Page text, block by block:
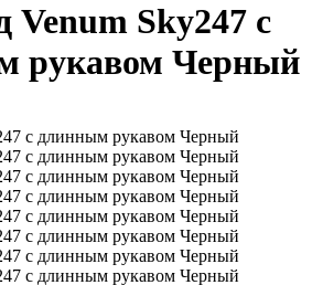
Venum Sky247 с
рукавом Черный